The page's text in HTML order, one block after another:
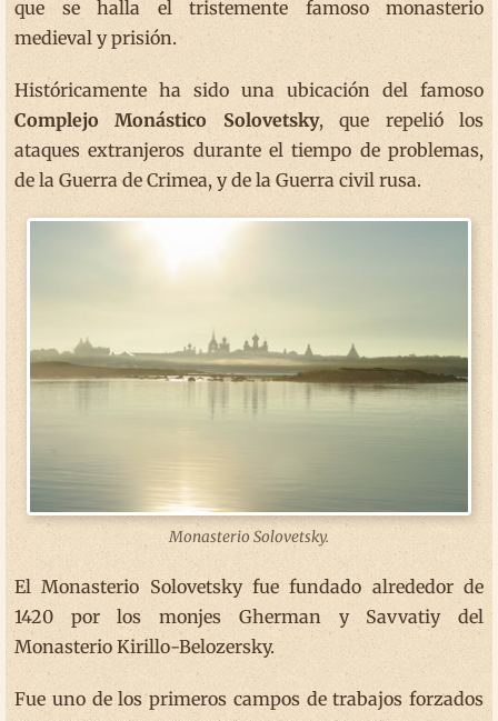
que se halla el tristemente famoso monasterio
medieval y prisión.
Históricamente ha sido una ubicación del famoso
Complejo Monástico Solovetsky, que repelió los
ataques extranjeros durante el tiempo de problemas,
de la Guerra de Crimea, y de la Guerra civil rusa.
Monasterio Solovetsky.
El Monasterio Solovetsky fue fundado alrededor de
1420 por los monjes Gherman y Savvatiy del
Monasterio Kirillo-Belozersky.
Fue uno de los primeros campos de trabajos forzados